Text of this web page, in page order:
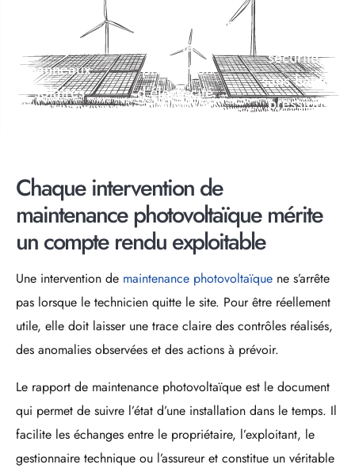
prolongée
panneaux
solaires
d’augmentation
de la
production
d’électricité
sécurité,
sans haute
pression
Chaque intervention de
maintenance photovoltaïque mérite
un compte rendu exploitable
Une intervention de maintenance photovoltaïque ne s’arrête
pas lorsque le technicien quitte le site. Pour être réellement
utile, elle doit laisser une trace claire des contrôles réalisés,
des anomalies observées et des actions à prévoir.
Le rapport de maintenance photovoltaïque est le document
qui permet de suivre l’état d’une installation dans le temps. Il
facilite les échanges entre le propriétaire, l’exploitant, le
gestionnaire technique ou l’assureur et constitue un véritable